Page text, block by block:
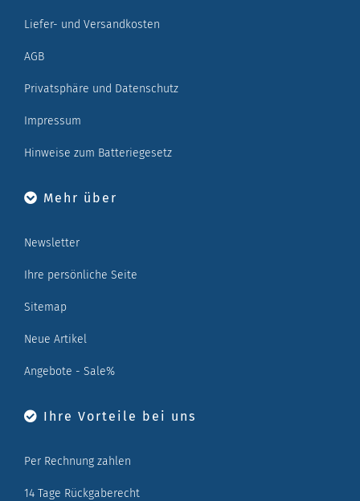
Liefer- und Versandkosten
AGB
Privatsphäre und Datenschutz
Impressum
Hinweise zum Batteriegesetz
Mehr über
Newsletter
Ihre persönliche Seite
Sitemap
Neue Artikel
Angebote - Sale%
Ihre Vorteile bei uns
Per Rechnung zahlen
14 Tage Rückgaberecht